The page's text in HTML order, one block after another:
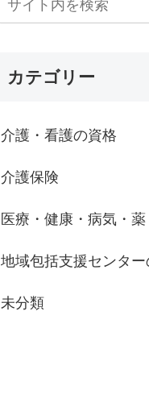
カテゴリー
介護・看護の資格
介護保険
医療・健康・病気・
地域包括支援センター
未分類